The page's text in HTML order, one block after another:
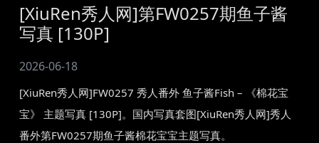
[XiuRen秀人网]第FW0257期鱼子酱
写真 [130P]
2026-06-18
[XiuRen秀人网]FW0257 秀人番外 鱼子酱Fish – 《棉花宝
宝》 主题写真 [130P]。国内写真套图[XiuRen秀人网]秀人
番外第FW0257期鱼子酱棉花宝宝主题写真。